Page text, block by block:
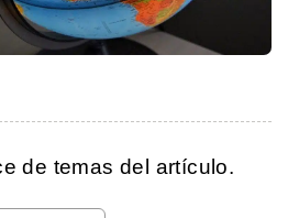
de temas del artículo.